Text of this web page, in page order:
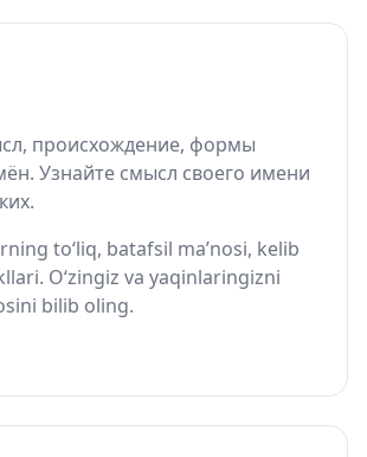
происхождение, формы
Узнайте смысл своего имени
to‘liq, batafsil ma’nosi, kelib
O‘zingiz va yaqinlaringizni
bilib oling.